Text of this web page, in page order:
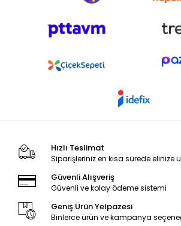
Hızlı Teslimat
Siparişleriniz en kısa sürede elinize
Güvenli Alışveriş
Güvenli ve kolay ödeme sistemi
Geniş Ürün Yelpazesi
Binlerce ürün ve kampanya